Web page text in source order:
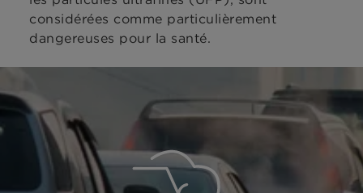
considérées comme particulièrement
dangereuses pour la santé.